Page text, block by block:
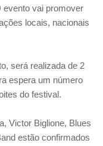
evento vai promover
locais, nacionais
será realizada de 2
espera um número
do festival.
Victor Biglione, Blues
estão confirmados